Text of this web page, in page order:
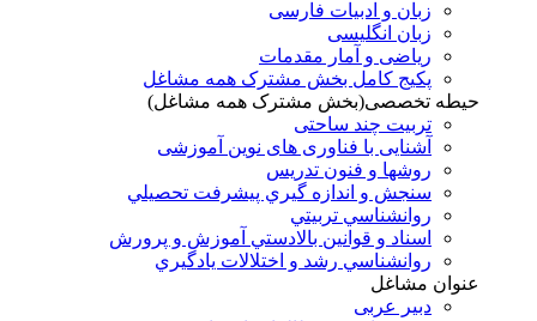
زبان و ادبیات فارسی
زبان انگلیسی
ریاضی و آمار مقدمات
پکیج کامل بخش مشترک همه مشاغل
حیطه تخصصی(بخش مشترک همه مشاغل)
تربیت چند ساحتی
آشنایی با فناوری های نوین آموزشی
روشها و فنون تدريس
سنجش و اندازه گيري پيشرفت تحصيلي
روانشناسي تربيتي
اسناد و قوانين بالادستي آموزش و پرورش
روانشناسي رشد و اختلالات يادگيري
عنوان مشاغل
دبير عربی